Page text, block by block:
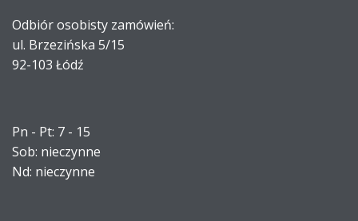
Odbiór osobisty zamówień:
ul. Brzezińska 5/15
92-103 Łódź
Pn - Pt: 7 - 15
Sob: nieczynne
Nd: nieczynne